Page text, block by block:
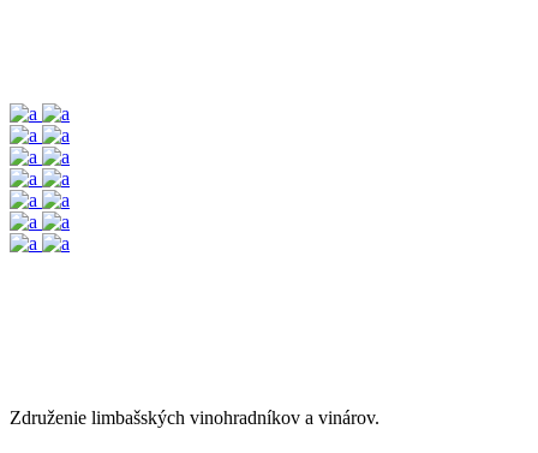
Združenie limbašských vinohradníkov a vinárov.